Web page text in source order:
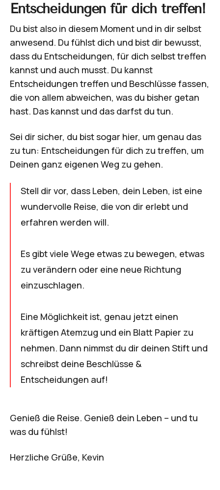
Entscheidungen für dich treffen!
Du bist also in diesem Moment und in dir selbst
anwesend. Du fühlst dich und bist dir bewusst,
dass du Entscheidungen, für dich selbst treffen
kannst und auch musst. Du kannst
Entscheidungen treffen und Beschlüsse fassen,
die von allem abweichen, was du bisher getan
hast. Das kannst und das darfst du tun.
Sei dir sicher, du bist sogar hier, um genau das
zu tun: Entscheidungen für dich zu treffen, um
Deinen ganz eigenen Weg zu gehen.
Stell dir vor, dass Leben, dein Leben, ist eine
wundervolle Reise, die von dir erlebt und
erfahren werden will.
Es gibt viele Wege etwas zu bewegen, etwas
zu verändern oder eine neue Richtung
einzuschlagen.
Eine Möglichkeit ist, genau jetzt einen
kräftigen Atemzug und ein Blatt Papier zu
nehmen. Dann nimmst du dir deinen Stift und
schreibst deine Beschlüsse &
Entscheidungen auf!
Genieß die Reise. Genieß dein Leben – und tu
was du fühlst!
Herzliche Grüße, Kevin